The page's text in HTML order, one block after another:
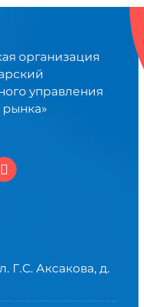
организация
управления
Г.С. Аксакова, д.